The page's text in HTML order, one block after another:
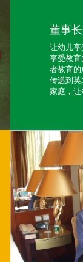
董事
让幼儿
享受教
者教育
传递到
家庭，让